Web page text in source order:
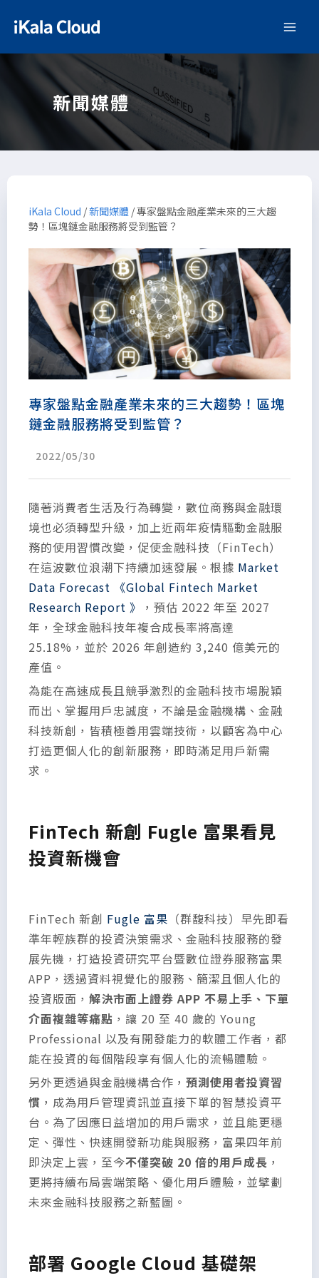
新聞媒體
iKala Cloud /新聞媒體 /專家盤點金融產業未來的三大趨
勢！區塊鏈金融服務將受到監管？
專家盤點金融產業未來的三大趨勢！區塊
鏈金融服務將受到監管？
2022/05/30
隨著消費者生活及行為轉變，數位商務與金融環
境也必須轉型升級，加上近兩年疫情驅動金融服
務的使用習慣改變，促使金融科技（FinTech）
在這波數位浪潮下持續加速發展。根據 Market
Data Forecast 《Global Fintech Market
Research Report 》
，預估 2022 年至 2027
年，全球金融科技年複合成長率將高達
25.18%，並於 2026 年創造約 3,240 億美元的
產值。
為能在高速成長且競爭激烈的金融科技市場脫穎
而出、掌握用戶忠誠度，不論是金融機構、金融
科技新創，皆積極善用雲端技術，以顧客為中心
打造更個人化的創新服務，即時滿足用戶新需
求。
FinTech 新創 Fugle 富果看見
投資新機會
FinTech 新創 Fugle 富果 （群馥科技）早先即看
準年輕族群的投資決策需求、金融科技服務的發
展先機，打造投資研究平台暨數位證券服務富果
APP，透過資料視覺化的服務、簡潔且個人化的
投資版面， 解決市面上證券 APP 不易上手、下單
介面複雜等痛點 ，讓 20 至 40 歲的 Young
Professional 以及有開發能力的軟體工作者，都
能在投資的每個階段享有個人化的流暢體驗。
另外更透過與金融機構合作， 預測使用者投資習
慣 ，成為用戶管理資訊並直接下單的智慧投資平
台。為了因應日益增加的用戶需求，並且能更穩
定、彈性、快速開發新功能與服務，富果四年前
即決定上雲，至今不僅突破 20 倍的用戶成長 ，
更將持續布局雲端策略、優化用戶體驗，並擘劃
未來金融科技服務之新藍圖。
部署 Google Cloud 基礎架